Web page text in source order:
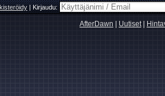
|Kirjaudu:
AfterDawn Uutiset|